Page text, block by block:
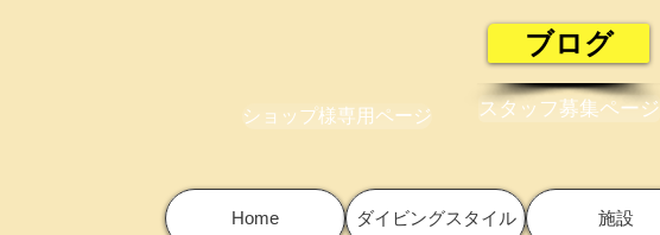
ブログ
ショップ様専用ページ スタッフ募集ページ
Home ダイビングスタイル 施設